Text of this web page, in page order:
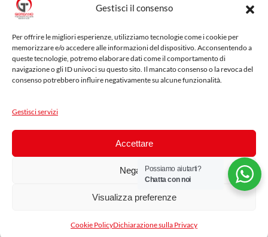
Gestisci il consenso
Per offrire le migliori esperienze, utilizziamo tecnologie come i cookie per
memorizzare e/o accedere alle informazioni del dispositivo. Acconsentendo a
queste tecnologie, potremo elaborare dati come il comportamento di
navigazione o gli ID univoci su questo sito. Il mancato consenso o la revoca del
consenso potrebbero influire negativamente su alcune funzionalità.
Gestisci servizi
Accettare
Negare
Visualizza preferenze
Cookie PolicyDichiarazione sulla Privacy
RICHIESTA PREVENTIVO
PRIVACY POLICY
COOKIE POLICY
DISCONOSCIMENTO
BACK TO TOP
GIORDANO Tecnocalor Srl | Viale della Repubblica, 231/233 -
T04ZHR3 |Credits
Possiamo aiutarti?
Chatta con noi